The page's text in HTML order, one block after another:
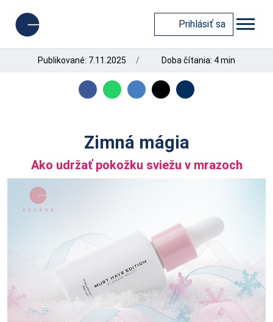
Prihlásiť sa
Publikované: 7.11.2025 Doba čítania: 4 min
Zimná mágia
Ako udržať pokožku sviežu v mrazoch